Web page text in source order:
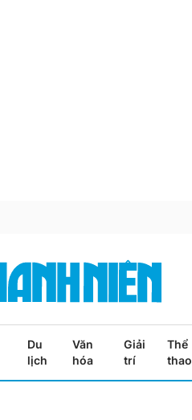
Du
lịch
Văn
hóa
Giải
trí
Thể
thao